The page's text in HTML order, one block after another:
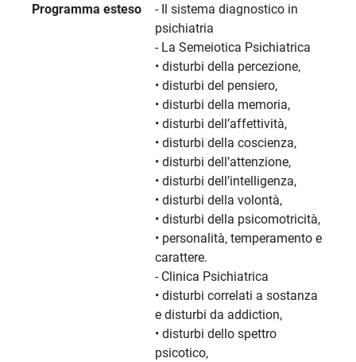
Programma esteso
- Il sistema diagnostico in
psichiatria
- La Semeiotica Psichiatrica
• disturbi della percezione,
• disturbi del pensiero,
• disturbi della memoria,
• disturbi dell’affettività,
• disturbi della coscienza,
• disturbi dell’attenzione,
• disturbi dell’intelligenza,
• disturbi della volontà,
• disturbi della psicomotricità,
• personalità, temperamento e
carattere.
- Clinica Psichiatrica
• disturbi correlati a sostanza
e disturbi da addiction,
• disturbi dello spettro
psicotico,